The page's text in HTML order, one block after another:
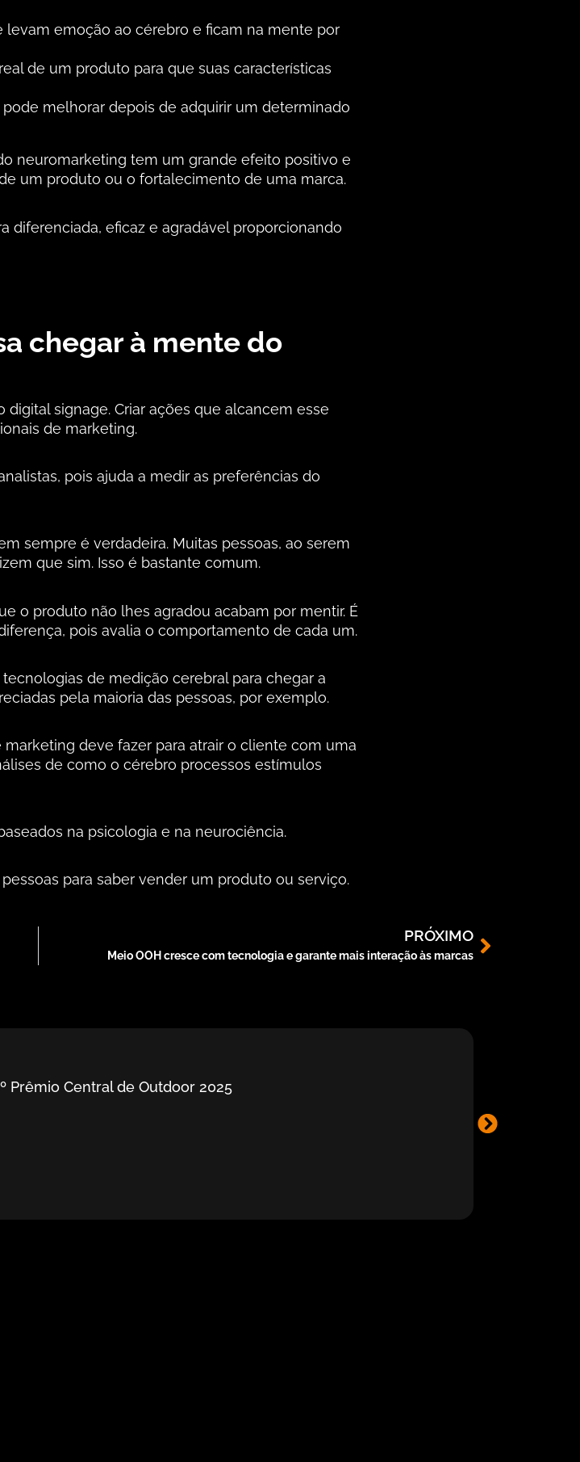
levam emoção ao cérebro e ficam na mente por
de um produto para que suas características
pode melhorar depois de adquirir um determinado
neuromarketing tem um grande efeito positivo e
um produto ou o fortalecimento de uma marca.
diferenciada, eficaz e agradável proporcionando
chegar à mente do
signage. Criar ações que alcancem esse
de marketing.
pois ajuda a medir as preferências do
sempre é verdadeira. Muitas pessoas, ao serem
que sim. Isso é bastante comum.
o produto não lhes agradou acabam por mentir. É
pois avalia o comportamento de cada um.
de medição cerebral para chegar a
pela maioria das pessoas, por exemplo.
deve fazer para atrair o cliente com uma
de como o cérebro processos estímulos
na psicologia e na neurociência.
para saber vender um produto ou serviço.
PRÓXIMO
Meio OOH cresce com tecnologia e garante mais interação às marcas
Prêmio Central de Outdoor 2025